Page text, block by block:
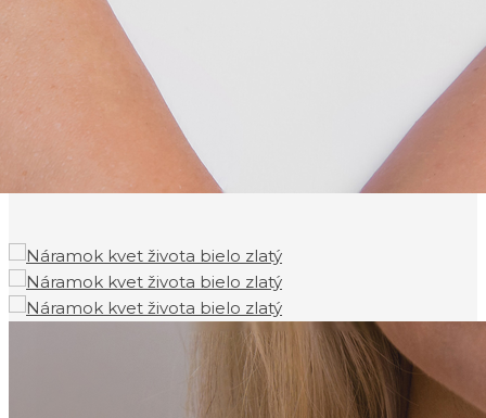
Náramok Amalia kvet zivota